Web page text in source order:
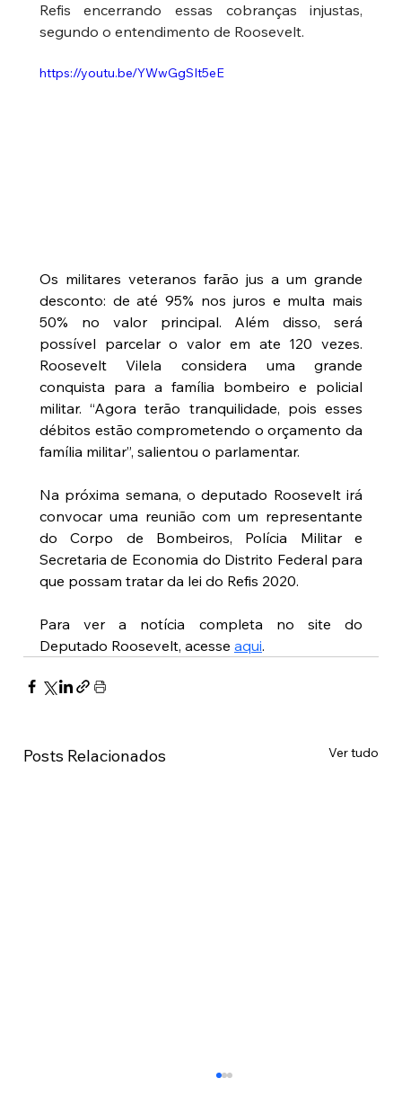
Refis encerrando essas cobranças injustas,
segundo o entendimento de Roosevelt.
https://youtu.be/YWwGgSIt5eE
Os militares veteranos farão jus a um grande
desconto: de até 95% nos juros e multa mais
50% no valor principal. Além disso, será
possível parcelar o valor em ate 120 vezes.
Roosevelt Vilela considera uma grande
conquista para a família bombeiro e policial
militar. “Agora terão tranquilidade, pois esses
débitos estão comprometendo o orçamento da
família militar”, salientou o parlamentar.
Na próxima semana, o deputado Roosevelt irá
convocar uma reunião com um representante
do Corpo de Bombeiros, Polícia Militar e
Secretaria de Economia do Distrito Federal para
que possam tratar da lei do Refis 2020.
Para ver a notícia completa no site do
Deputado Roosevelt, acesse aqui.
Posts Relacionados Ver tudo